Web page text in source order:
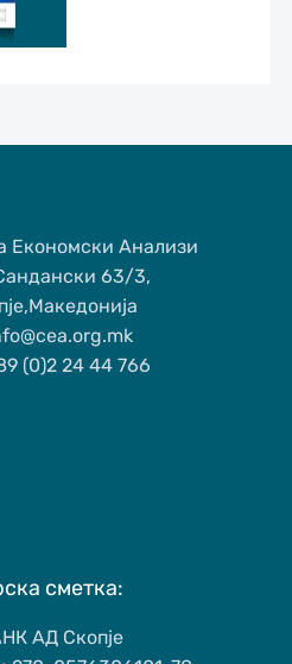
Економски Анализи
63/3,
(0)2 24 44 766
сметка:
АД Скопје